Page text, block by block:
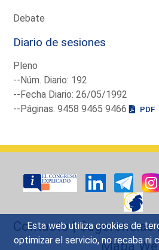
Esta web utiliza cookies de
optimizar el servicio, no recaba ni
Debate
Diario de sesiones
Pleno
--Núm. Diario: 192
--Fecha Diario: 26/05/1992
--Páginas: 9458 9465 9466
PDF
Contacto|Sugerencias
Mapa